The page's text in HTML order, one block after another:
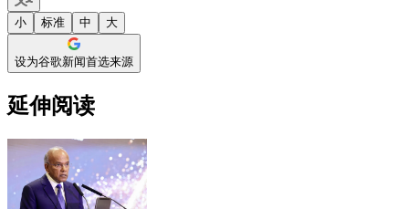
小 标准 中 大
设为谷歌新闻首选来源
延伸阅读